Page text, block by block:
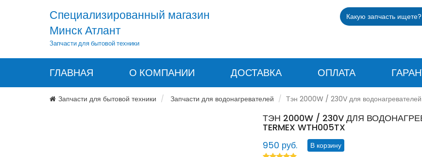
Специализированный магазин
Минск Атлант
Запчасти для бытовой техники
ГЛАВНАЯ О КОМПАНИИ ДОСТАВКА ОПЛАТА
Запчасти для бытовой техники Запчасти для водонагревателей Тэн 2000W / 230V для
ТЭН 2000W / 230V ДЛЯ
TERMEX WTH005TX
950 руб.